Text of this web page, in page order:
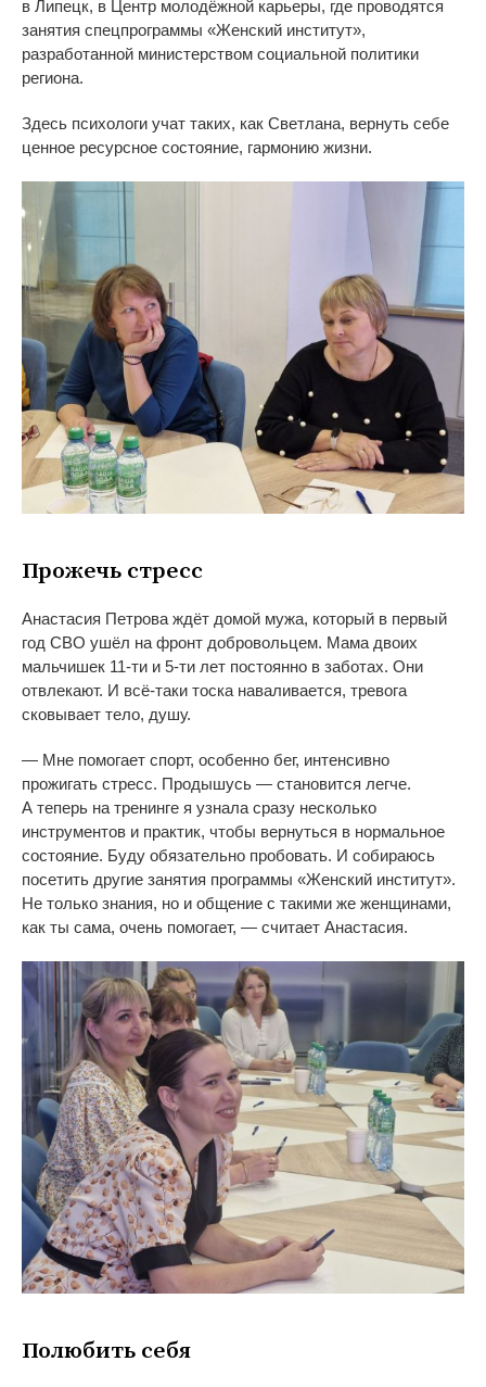
в Липецк, в Центр молодёжной карьеры, где проводятся
занятия спецпрограммы «Женский институт»,
разработанной министерством социальной политики
региона.
Здесь психологи учат таких, как Светлана, вернуть себе
ценное ресурсное состояние, гармонию жизни.
Прожечь стресс
Анастасия Петрова ждёт домой мужа, который в первый
год СВО ушёл на фронт добровольцем. Мама двоих
мальчишек 11-ти и 5-ти лет постоянно в заботах. Они
отвлекают. И всё-таки тоска наваливается, тревога
сковывает тело, душу.
— Мне помогает спорт, особенно бег, интенсивно
прожигать стресс. Продышусь — становится легче.
А теперь на тренинге я узнала сразу несколько
инструментов и практик, чтобы вернуться в нормальное
состояние. Буду обязательно пробовать. И собираюсь
посетить другие занятия программы «Женский институт».
Не только знания, но и общение с такими же женщинами,
как ты сама, очень помогает, — считает Анастасия.
Полюбить себя